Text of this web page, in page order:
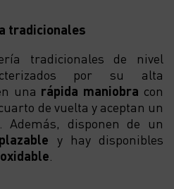
tradicionales
tradicionales de nivel
por su alta
una rápida maniobra con
de vuelta y aceptan un
Además, disponen de un
y hay disponibles
idable